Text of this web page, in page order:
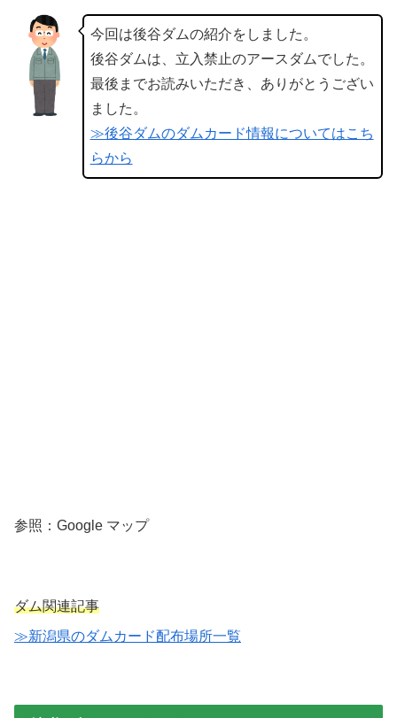
今回は後谷ダムの紹介をしました。
後谷ダムは、立入禁止のアースダムでした。
最後までお読みいただき、ありがとうござい
ました。
≫後谷ダムのダムカード情報についてはこち
らから
参照：Google マップ
ダム関連記事
≫新潟県のダムカード配布場所一覧